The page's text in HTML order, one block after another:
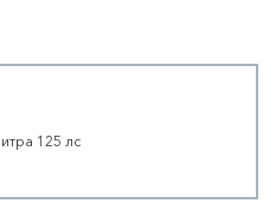
125 лс